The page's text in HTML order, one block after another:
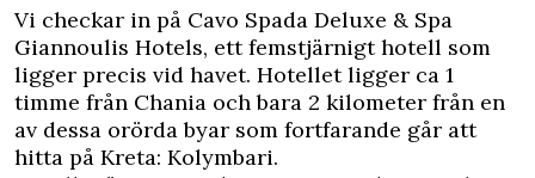
Vi checkar in på Cavo Spada Deluxe & Spa
Giannoulis Hotels, ett femstjärnigt hotell som
ligger precis vid havet. Hotellet ligger ca 1
timme från Chania och bara 2 kilometer från en
av dessa orörda byar som fortfarande går att
hitta på Kreta: Kolymbari.